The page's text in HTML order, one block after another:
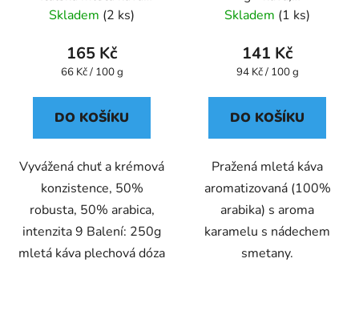
plechová dóza Caffe
Skladem (2 ks)
165 Kč
Měrná
66 Kč / 100 g
DO KOŠÍKU
Vyvážená chuť a krémová
konzistence, 50%
robusta, 50% arabica,
intenzita 9 Balení: 250g
mletá káva plechová dóza
aromatizovaná,mletá -
Skladem (1 ks)
141 Kč
Měrná
94 Kč / 100 g
DO KOŠÍKU
Pražená mletá káva
aromatizovaná (100%
arabika) s aroma
karamelu s nádechem
smetany.